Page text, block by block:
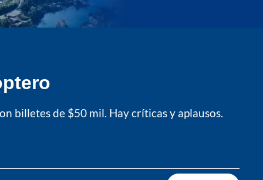
billetes de $50 mil. Hay críticas y aplausos.